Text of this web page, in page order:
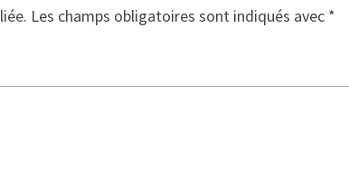
Les champs obligatoires sont indiqués avec *